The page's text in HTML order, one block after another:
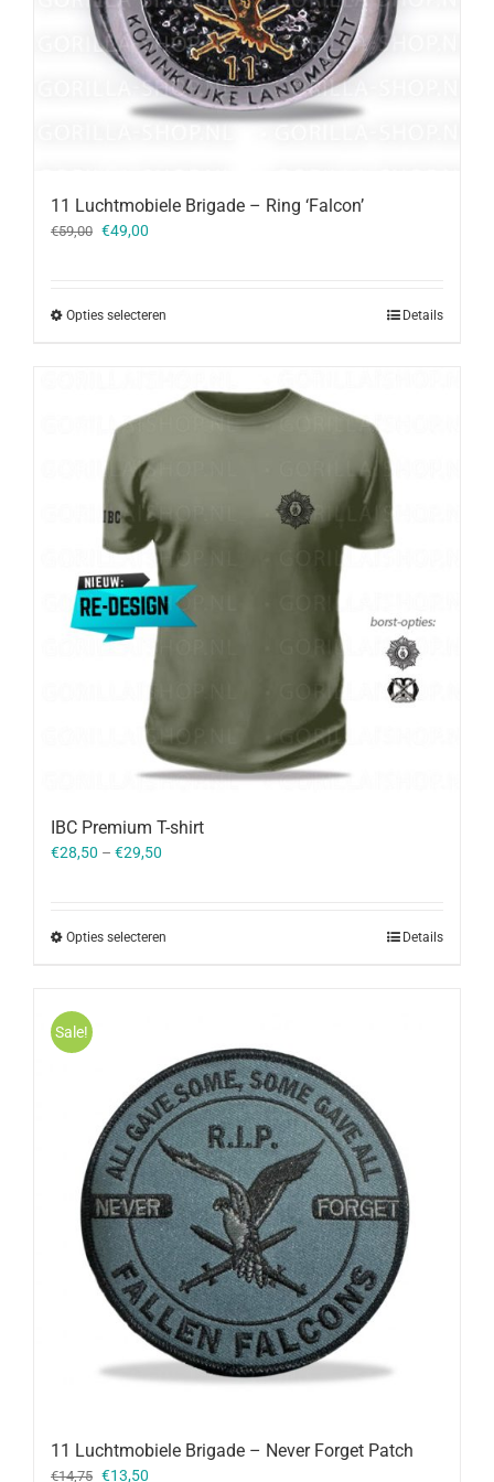
11 Luchtmobiele Brigade – Ring ‘Falcon’
€59,00 Oorspronkelijke
€49,00
Opties selecteren Details
IBC Premium T-shirt
€28,50 – €29,50
Opties selecteren Details
Sale!
11 Luchtmobiele Brigade – Never Forget Patch
€14,75 Oorspronkelijke
€13,50